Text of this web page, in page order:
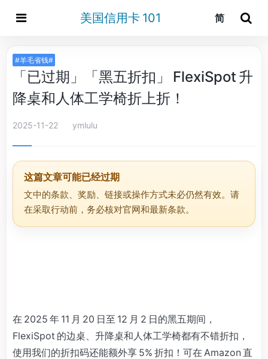
美国信用卡 101 简
#羊毛省钱#
「已过期」「黑五折扣」 FlexiSpot 升
降桌和人体工学椅折上折！
2025-11-22 ymlulu
这篇文章可能已经过期
文中的条款、奖励、链接或操作方式未必仍然有效。请
在采取行动前，务必核对官网和最新条款。
在 2025 年 11 月 20 日至 12 月 2 日的黑五期间，
FlexiSpot 的边桌、升降桌和人体工学椅都有不错折扣，
使用我们的折扣码还能额外享 5% 折扣！可在 Amazon 直